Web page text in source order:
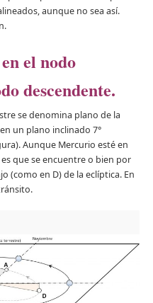
aunque no sea así.
elnodo
descendente.
se denomina plano de la
un plano inclinado 7°
Aunque Mercurio esté en
que se encuentre o bien por
(como en D) de la eclíptica. En